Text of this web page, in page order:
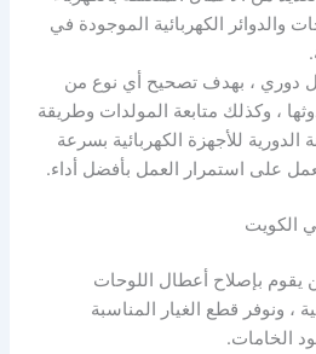
والدوائر الكهربائية الموجودة في
، بهدف تصحيح أي نوع من
، وكذلك متابعة المولدات وطريقة
الدورية للأجهزة الكهربائية بسرعة
على استمرار العمل بأفضل أداء.
الكويت
يقوم بإصلاح أعطال اللوحات
، ونوفر قطع الغيار المناسبة
الخامات.